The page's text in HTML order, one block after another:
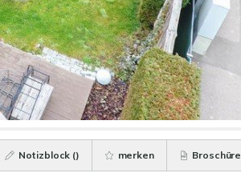
Notizblock () merken Broschüre